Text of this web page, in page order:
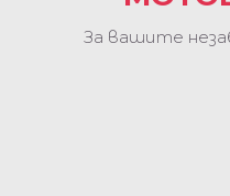
За вашите